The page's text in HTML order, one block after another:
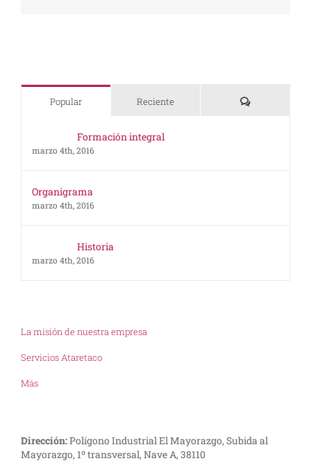
Popular Reciente Comentarios
Formación integral
marzo 4th, 2016
Organigrama
marzo 4th, 2016
Historia
marzo 4th, 2016
La misión de nuestra empresa
Servicios Ataretaco
Más
Dirección:Polígono Industrial El Mayorazgo, Subida al
Mayorazgo, 1º transversal, Nave A, 38110